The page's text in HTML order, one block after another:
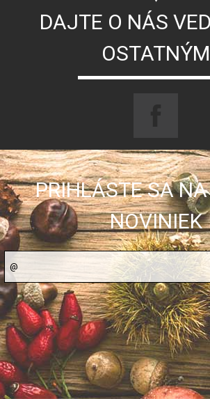
DAJTE O NÁS
OSTATNÝM
PRIHLÁSTE SA NA
NOVINIEK